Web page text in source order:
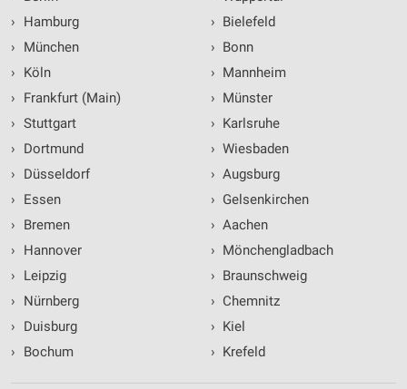
›
Hamburg
›
München
›
Köln
›
Frankfurt (Main)
› Stuttgart
›
Dortmund
›
Düsseldorf
›
Essen
›
Bremen
›
Hannover
›
Leipzig
›
Nürnberg
›
Duisburg
›
Bochum
› Bielefeld
› Bonn
› Mannheim
› Münster
› Karlsruhe
› Wiesbaden
› Augsburg
› Gelsenkirchen
› Aachen
› Mönchengladbach
› Braunschweig
› Chemnitz
› Kiel
› Krefeld